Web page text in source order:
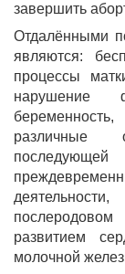
завершить
Отдалёнными
являются:
процессы
нарушение
различные
развитием
молочной